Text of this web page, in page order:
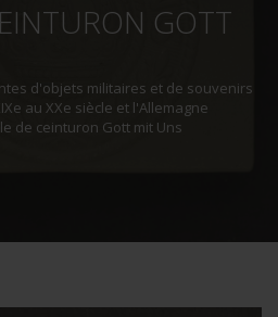
GOTT
d'objets militaires et de souvenirs
au XXe siècle et l'Allemagne
de ceinturon Gott mit Uns